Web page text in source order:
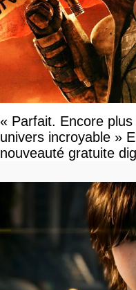
« Parfait. Encore
univers incroyable »
nouveauté gratuite